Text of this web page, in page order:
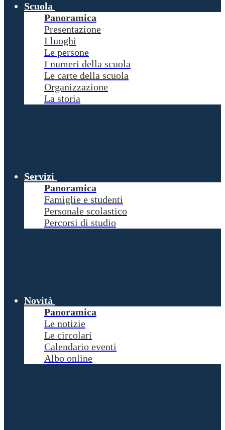
Scuola
Panoramica
Presentazione
I luoghi
Le persone
I numeri della scuola
Le carte della scuola
Organizzazione
La storia
Servizi
Panoramica
Famiglie e studenti
Personale scolastico
Percorsi di studio
Novità
Panoramica
Le notizie
Le circolari
Calendario eventi
Albo online